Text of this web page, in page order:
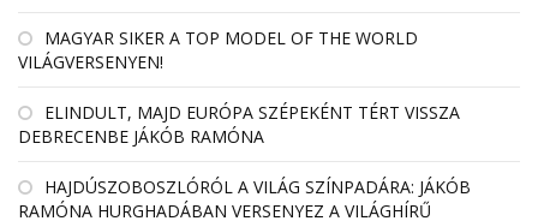
MAGYAR SIKER A TOP MODEL OF THE WORLD
VILÁGVERSENYEN!
ELINDULT, MAJD EURÓPA SZÉPEKÉNT TÉRT VISSZA
DEBRECENBE JÁKÓB RAMÓNA
HAJDÚSZOBOSZLÓRÓL A VILÁG SZÍNPADÁRA: JÁKÓB
RAMÓNA HURGHADÁBAN VERSENYEZ A VILÁGHÍRŰ